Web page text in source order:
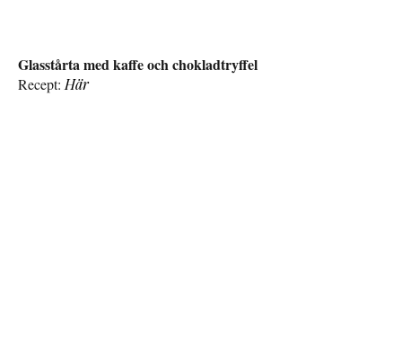
Glasstårta med kaffe och chokladtryffel
Recept: Här